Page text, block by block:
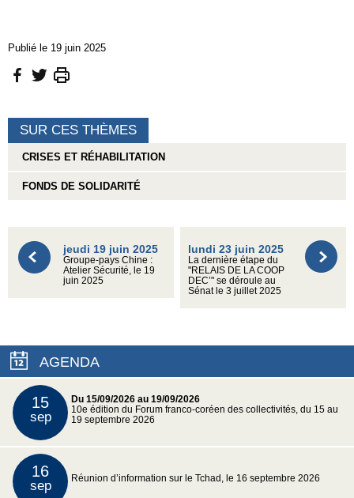
Publié le 19 juin 2025
SUR CES THÈMES
CRISES ET RÉHABILITATION
FONDS DE SOLIDARITÉ
jeudi 19 juin 2025
Groupe-pays Chine :
Atelier Sécurité, le 19
juin 2025
lundi 23 juin 2025
La dernière étape du
"RELAIS DE LA COOP
DEC’" se déroule au
Sénat le 3 juillet 2025
AGENDA
15
sep
Du 15/09/2026 au 19/09/2026
10e édition du Forum franco-coréen des collectivités, du 15 au
19 septembre 2026
16
sep Réunion d’information sur le Tchad, le 16 septembre 2026